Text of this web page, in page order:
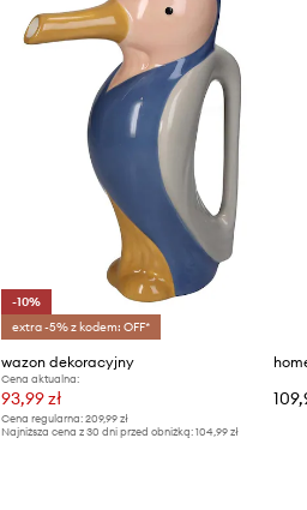
-10%
extra -5% z kodem: OFF*
wazon dekoracyjny
Cena aktualna:
93,99 zł
Cena regularna:209,99 zł
Najniższa cena z 30 dni przed obniżką:104,99 zł